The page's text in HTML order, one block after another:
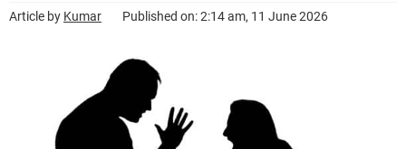
Article by Kumar Published on: 2:14 am, 11 June 2026